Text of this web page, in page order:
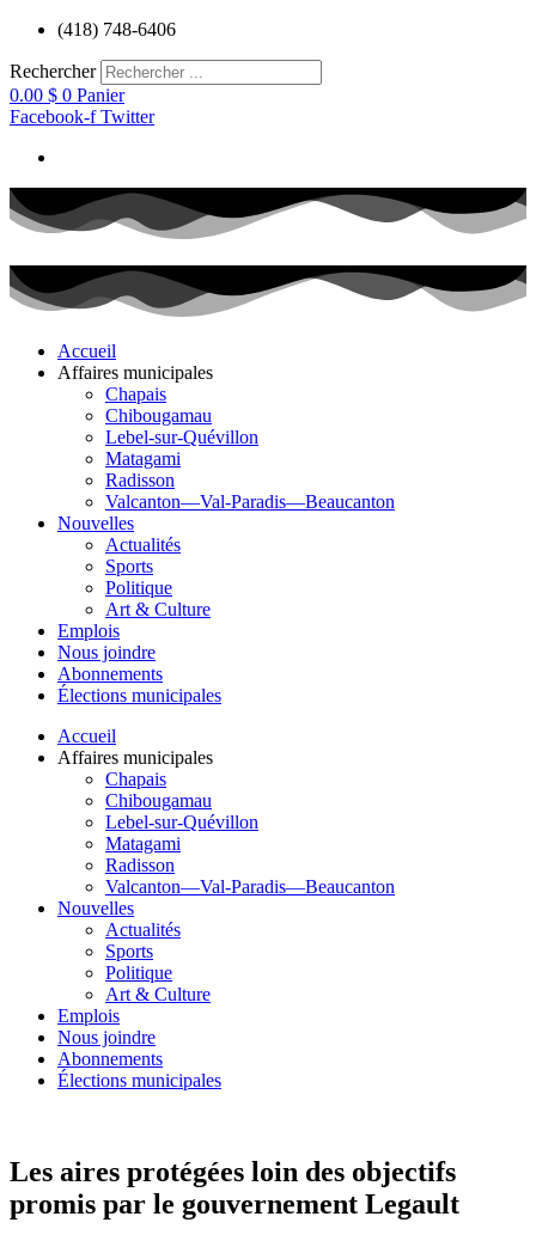
Aller
contenu
(418) 748-6406
Rechercher
0.00 $ 0 Panier
Facebook-f Twitter
Accueil
Affaires municipales
Chapais
Chibougamau
Lebel-sur-Quévillon
Matagami
Radisson
Valcanton—Val-Paradis—Beaucanton
Nouvelles
Actualités
Sports
Politique
Art & Culture
Emplois
Nous joindre
Abonnements
Élections municipales
Accueil
Affaires municipales
Chapais
Chibougamau
Lebel-sur-Quévillon
Matagami
Radisson
Valcanton—Val-Paradis—Beaucanton
Nouvelles
Actualités
Sports
Politique
Art & Culture
Emplois
Nous joindre
Abonnements
Élections municipales
Les aires protégées loin des objectifs
promis par le gouvernement Legault